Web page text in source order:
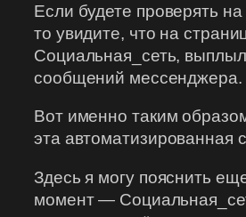
Если будете проверять
то увидите, что на
Социальная_сеть,
сообщений мессенджера.
Вот именно таким
эта автоматизированная
Здесь я могу пояснить
момент —